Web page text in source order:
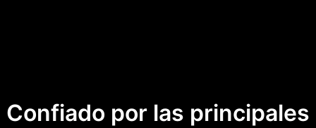
Confiado por las principales